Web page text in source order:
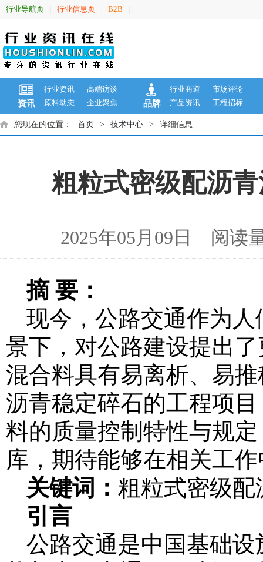
行业导航页 行业信息页 B2B
资讯
行业资讯
高端访谈
原料动态
企业聚焦 品牌
行业商道
市场评论
产品资讯
工程招标
您现在的位置： 首页 > 技术中心 > 详细信息
粗粒式密级配沥
2025年05月09日 阅
摘 要：
现今，公路交通作为
景下，对公路建设提出
混合料具有易离析、易
沥青稳定碎石的工程项
料的质量控制特性与规
库，期待能够在相关工
关键词： 粗粒式密级配
引言
公路交通是中国基础